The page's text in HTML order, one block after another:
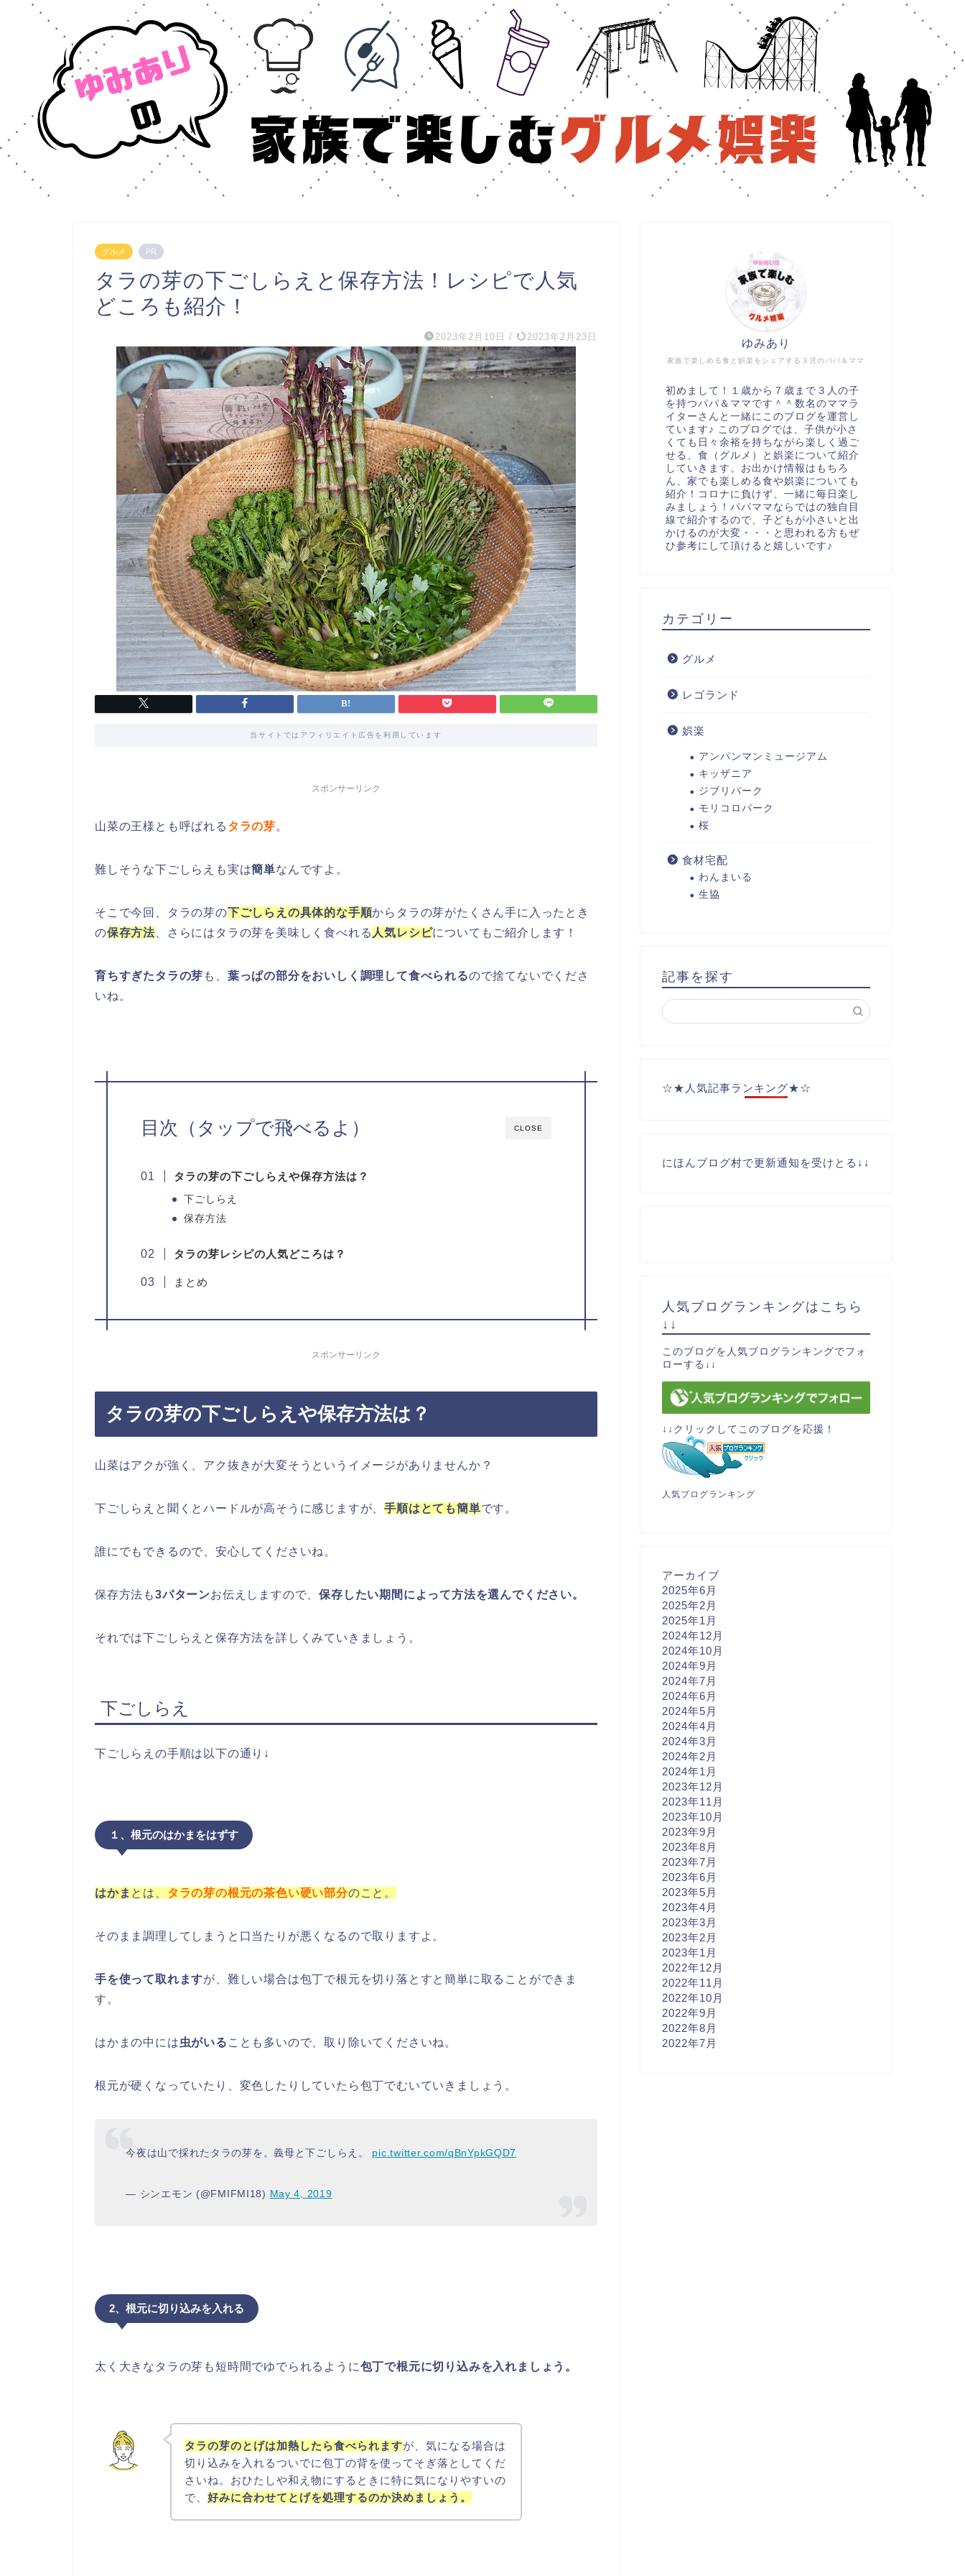
グルメ PR
タラの芽の下ごしらえと保存方法！レシピで人気
どころも紹介！
2023年2月10日 / 2023年2月23日
当サイトではアフィリエイト広告を利用しています
スポンサーリンク
山菜の王様とも呼ばれる タラの芽。
難しそうな下ごしらえも実は簡単なんですよ。
そこで今回、タラの芽の下ごしらえの具体的な手順からタラの芽がたくさん手に入ったとき
の保存方法 、さらにはタラの芽を美味しく食べれる 人気レシピについてもご紹介します！
育ちすぎたタラの芽 も、 葉っぱの部分をおいしく調理して食べられるので捨てないでくださ
いね。
CLOSE
目次（タップで飛べるよ）
タラの芽の下ごしらえや保存方法は？
下ごしらえ
保存方法
タラの芽レシピの人気どころは？
まとめ
スポンサーリンク
タラの芽の下ごしらえや保存方法は？
山菜はアクが強く、アク抜きが大変そうというイメージがありませんか？
下ごしらえと聞くとハードルが高そうに感じますが、手順はとても簡単です。
誰にでもできるので、安心してくださいね。
保存方法も3パターンお伝えしますので、保存したい期間によって方法を選んでください。
それでは下ごしらえと保存方法を詳しくみていきましょう。
下ごしらえ
下ごしらえの手順は以下の通り↓
１、根元のはかまをはずす
はかま とは、 タラの芽の根元の茶色い硬い部分のこと。
そのまま調理してしまうと口当たりが悪くなるので取りますよ。
手を使って取れますが、難しい場合は包丁で根元を切り落とすと簡単に取ることができま
す。
はかまの中には虫がいる ことも多いので、取り除いてくださいね。
根元が硬くなっていたり、変色したりしていたら包丁でむいていきましょう。
今夜は山で採れたタラの芽を。義母と下ごしらえ。 pic.twitter.com/qBnYpkGQD7
— シンエモン (@FMIFMI18) May 4, 2019
2、根元に切り込みを入れる
太く大きなタラの芽も短時間でゆでられるように包丁で根元に切り込みを入れましょう。
タラの芽のとげは加熱したら食べられますが、気になる場合は
切り込みを入れるついでに包丁の背を使ってそぎ落としてくだ
さいね。 おひたしや和え物にするときに特に気になりやすいの
で、好みに合わせてとげを処理するのか決めましょう。
家族で楽しめる食と娯楽をシェアする３児のパパ＆ママ
ゆみあり
初めまして！１歳から７歳まで３人の子
を持つパパ＆ママです＾＾数名のママラ
イターさんと一緒にこのブログを運営し
ています♪ このブログでは、子供が小さ
くても日々余裕を持ちながら楽しく過ご
せる、食（グルメ）と娯楽について紹介
していきます。お出かけ情報はもちろ
ん、家でも楽しめる食や娯楽についても
紹介！コロナに負けず、一緒に毎日楽し
みましょう！パパママならではの独自目
線で紹介するので、子どもが小さいと出
かけるのが大変・・・と思われる方もぜ
ひ参考にして頂けると嬉しいです♪
カテゴリー
グルメ
レゴランド
娯楽
アンパンマンミュージアム
キッザニア
ジブリパーク
モリコロパーク
桜
食材宅配
わんまいる
生協
記事を探す
☆★人気記事ランキング★☆
にほんブログ村で更新通知を受けとる↓↓
人気ブログランキングはこちら
↓↓
このブログを人気ブログランキングでフォ
ローする↓↓
↓↓クリックしてこのブログを応援！
人気ブログランキング
アーカイブ
2025年6月
2025年2月
2025年1月
2024年12月
2024年10月
2024年9月
2024年7月
2024年6月
2024年5月
2024年4月
2024年3月
2024年2月
2024年1月
2023年12月
2023年11月
2023年10月
2023年9月
2023年8月
2023年7月
2023年6月
2023年5月
2023年4月
2023年3月
2023年2月
2023年1月
2022年12月
2022年11月
2022年10月
2022年9月
2022年8月
2022年7月